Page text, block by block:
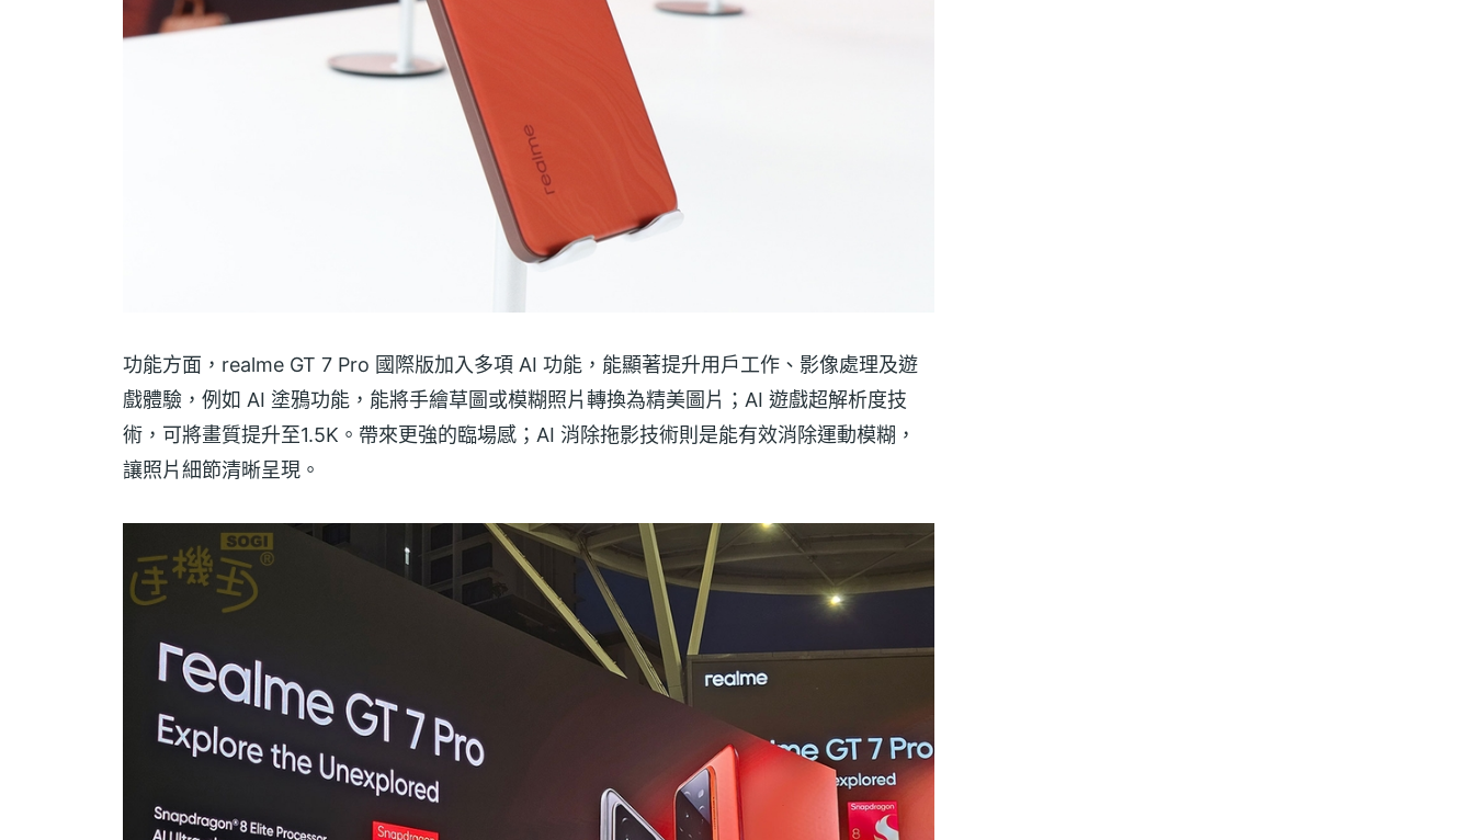
功能方面，realme GT 7 Pro 國際版加入多項 AI 功能，能顯著提升用戶工作、影像處理及遊
戲體驗，例如 AI 塗鴉功能，能將手繪草圖或模糊照片轉換為精美圖片；AI 遊戲超解析度技
術，可將畫質提升至1.5K。帶來更強的臨場感；AI 消除拖影技術則是能有效消除運動模糊，
讓照片細節清晰呈現。